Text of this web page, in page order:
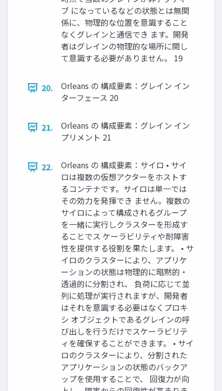
ブ になっているなどの状態とは無関
係に、物理的な位置を意識すること
なくグレインと通信でき ます。開発
者はグレインの物理的な場所に関し
て意識する必要がありません。 19
20.
Orleans の 構成要素：グレイン イン
ターフェース 20
21.
Orleans の 構成要素：グレイン イン
プリメント 21
22.
Orleans の 構成要素：サイロ • サイ
ロは複数の仮想アクターをホストす
るコンテナです。サイロは単一では
その効力を発揮でき ません。複数の
サイロによって構成されるグループ
を一緒に実行しクラスターを形成す
ることでス ケーラビリティや耐障害
性を提供する役割を果たします。 • サ
イロのクラスターにより、アプリケ
ーションの状態は物理的に暗黙的・
透過的に分割され、 負荷に応じて並
列に処理が実行されますが、開発者
はそれを意識する必要はなくプロキ
シ オブジェクトであるグレインの呼
び出しを行うだけでスケーラビリテ
ィを確保することができます。 • サイ
ロのクラスターにより、分割された
アプリケーションの状態のバックア
ップを使用することで、 回復力が向